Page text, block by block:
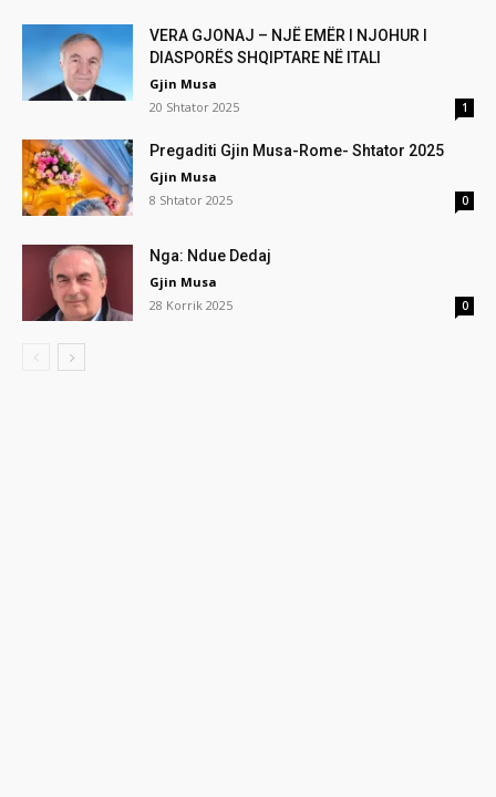
VERA GJONAJ – NJË EMËR I NJOHUR I
DIASPORËS SHQIPTARE NË ITALI
Gjin Musa
20 Shtator 2025
1
Pregaditi Gjin Musa-Rome- Shtator 2025
Gjin Musa
8 Shtator 2025
0
Nga: Ndue Dedaj
Gjin Musa
28 Korrik 2025
0